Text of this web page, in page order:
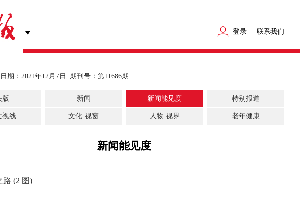
登录 联系我们
期：2021年12月7日, 期刊号：第11686期
版 新闻 新闻能见度 特别报道
视线 文化·视窗 人物·视界 老年健康
新闻能见度
路 (2 图)